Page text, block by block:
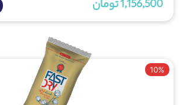
1,156,500 تومان
10%